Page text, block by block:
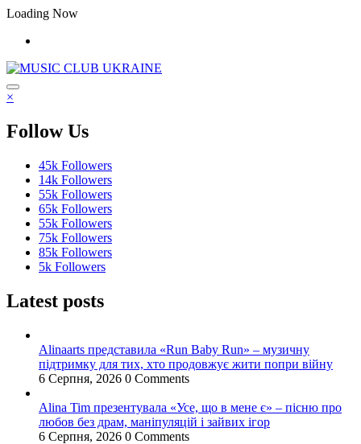
Перейти
контенту
Loading Now
×
Follow Us
45k Followers
14k Followers
55k Followers
65k Followers
55k Followers
75k Followers
85k Followers
5k Followers
Latest posts
Alinaarts представила «Run Baby Run» – музичну
підтримку для тих, хто продовжує жити попри війну
6 Серпня, 2026 0 Comments
Alina Tim презентувала «Усе, що в мене є» – пісню про
любов без драм, маніпуляцій і зайвих ігор
6 Серпня, 2026 0 Comments